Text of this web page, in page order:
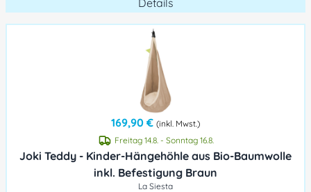
Details
169,90 € (inkl. Mwst.)
Freitag 14.8. - Sonntag 16.8.
Joki Teddy - Kinder-Hängehöhle aus Bio-Baumwolle
inkl. Befestigung Braun
La Siesta